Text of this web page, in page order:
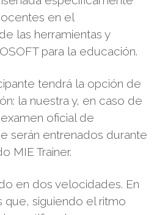
en el
las herramientas y
para la educación.
tendrá la opción de
la nuestra y, en caso de
oficial de
serán entrenados durante
MIE Trainer.
en dos velocidades. En
que, siguiendo el ritmo